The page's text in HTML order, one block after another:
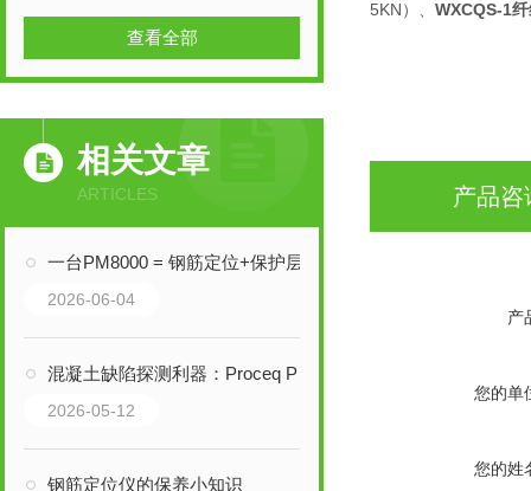
查看全部
相关文章
ARTICLES
一台PM8000 = 钢筋定位+保护层测厚+直径估算+智能报告，您说值不值？
2026-06-04
混凝土缺陷探测利器：Proceq PD8050阵列式超声成像仪
2026-05-12
钢筋定位仪的保养小知识
5KN）、 WXCQS-1
产品咨
产
您的单
您的姓